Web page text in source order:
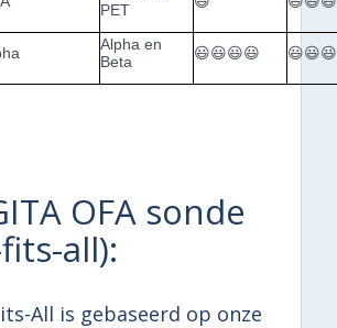
PET
Alpha en
Beta
😃😃😃😃 😃😃😃
OFA sonde
all):
All is gebaseerd op onze